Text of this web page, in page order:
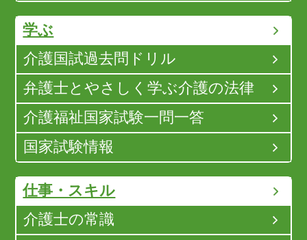
学ぶ
介護国試過去問ドリル
弁護士とやさしく学ぶ介護の法律
介護福祉国家試験一問一答
国家試験情報
仕事・スキル
介護士の常識